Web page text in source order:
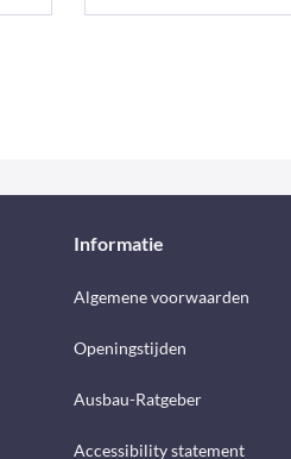
Informatie
Algemene voorwaarden
Openingstijden
Ausbau-Ratgeber
Accessibility statement